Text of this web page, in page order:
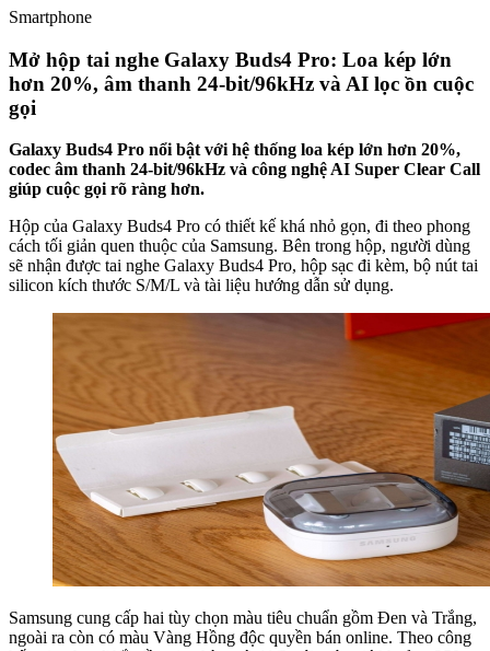
Smartphone
Mở hộp tai nghe Galaxy Buds4 Pro: Loa kép lớn
hơn 20%, âm thanh 24-bit/96kHz và AI lọc ồn cuộc
gọi
Galaxy Buds4 Pro nổi bật với hệ thống loa kép lớn hơn 20%,
codec âm thanh 24-bit/96kHz và công nghệ AI Super Clear Call
giúp cuộc gọi rõ ràng hơn.
Hộp của Galaxy Buds4 Pro có thiết kế khá nhỏ gọn, đi theo phong
cách tối giản quen thuộc của Samsung. Bên trong hộp, người dùng
sẽ nhận được tai nghe Galaxy Buds4 Pro, hộp sạc đi kèm, bộ nút tai
silicon kích thước S/M/L và tài liệu hướng dẫn sử dụng.
Samsung cung cấp hai tùy chọn màu tiêu chuẩn gồm Đen và Trắng,
ngoài ra còn có màu Vàng Hồng độc quyền bán online. Theo công